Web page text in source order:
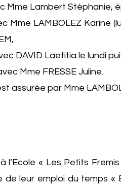
Mme Lambert Stéphanie,
Mme LAMBOLEZ Karine
DAVID Laetitia le lundi
Mme FRESSE Juline.
assurée par Mme
l’Ecole « Les Petits
leur emploi du temps «